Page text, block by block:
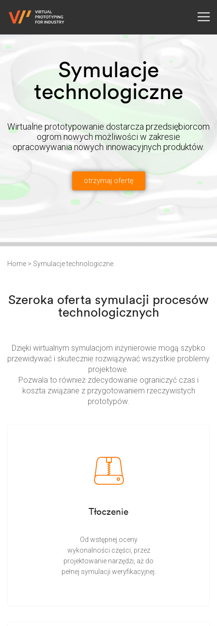
Symulacje
technologiczne
Wirtualne prototypowanie dostarcza przedsiębiorcom
ogrom nowych możliwości w zakresie
opracowywania nowych innowacyjnych produktów.
otrzymaj ofertę
Home > Symulacje technologiczne
Szeroka oferta symulacji procesów
technologicznych
Dzięki wirtualnym symulacjom inżynierowie mogą szybko
przewidywać i skutecznie rozwiązywać wszystkie problemy
projektowe.
Pozwala to również zdecydowanie ograniczyć czas i
koszta związane z przygotowaniem rzeczywistych
prototypów.
Tłoczenie
Od wstępnej oceny
wykonalności części, przez
projektowanie narzędzi, aż do
pełnej symulacji weryfikacyjnej.